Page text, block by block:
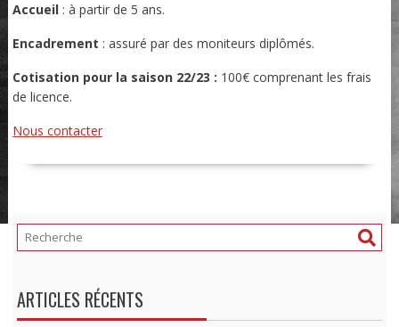
Accueil: à partir de 5 ans.
Encadrement : assuré par des moniteurs diplômés.
Cotisation pour la saison 22/23 : 100€ comprenant les frais
de licence.
Nous contacter
ARTICLES RÉCENTS